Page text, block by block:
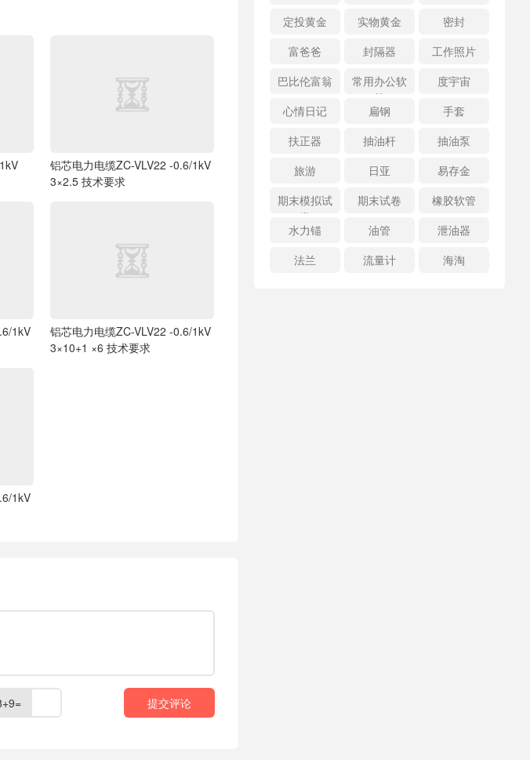
铝芯电力电缆ZC-VLV22 -0.6/1kV
3×2.5 技术要求
1kV
铝芯电力电缆ZC-VLV22 -0.6/1kV
3×10+1 ×6 技术要求
1kV
定投黄金
实物黄金
密封
富爸爸
封隔器
工作照片
巴比伦富翁
常用办公软
件
度宇宙
心情日记
扁钢
手套
扶正器
抽油杆
抽油泵
旅游
日亚
易存金
期末模拟试
卷
期末试卷
橡胶软管
水力锚
油管
泄油器
法兰
流量计 海淘